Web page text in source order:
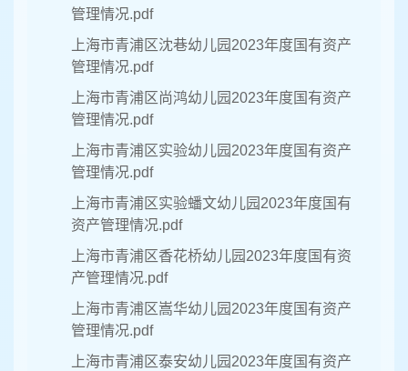
管理情况.pdf
上海市青浦区沈巷幼儿园2023年度国有资产
管理情况.pdf
上海市青浦区尚鸿幼儿园2023年度国有资产
管理情况.pdf
上海市青浦区实验幼儿园2023年度国有资产
管理情况.pdf
上海市青浦区实验蟠文幼儿园2023年度国有
资产管理情况.pdf
上海市青浦区香花桥幼儿园2023年度国有资
产管理情况.pdf
上海市青浦区嵩华幼儿园2023年度国有资产
管理情况.pdf
上海市青浦区泰安幼儿园2023年度国有资产